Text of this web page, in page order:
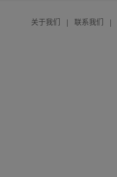
关于我们 | 联系我们 |